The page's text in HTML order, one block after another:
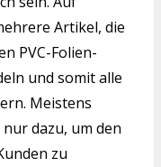
Artikel, die
PVC-Folien-
und somit alle
Meistens
dazu, um den
zu